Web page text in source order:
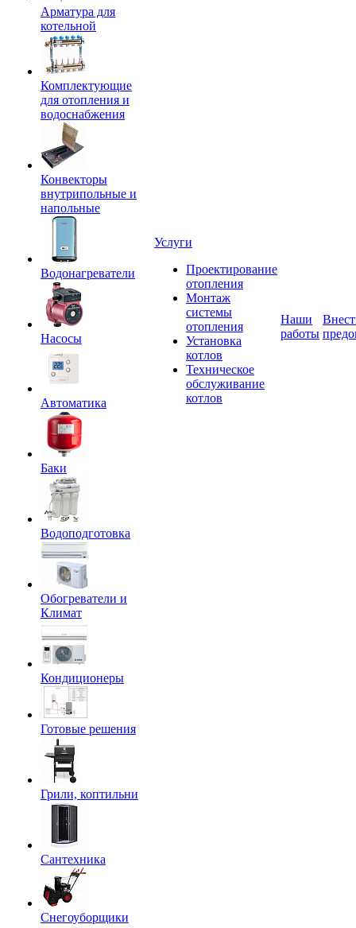
Арматура для
котельной
Комплектующие
для отопления и
водоснабжения
Конвекторы
внутрипольные и
напольные
Водонагреватели
Насосы
Автоматика
Баки
Водоподготовка
Обогреватели и
Климат
Кондиционеры
Готовые решения
Грили, коптильни
Сантехника
Снегоуборщики
Услуги
Проектирование
отопления
Монтаж
системы
отопления
Установка
котлов
Техническое
обслуживание
котлов
Наши
работы